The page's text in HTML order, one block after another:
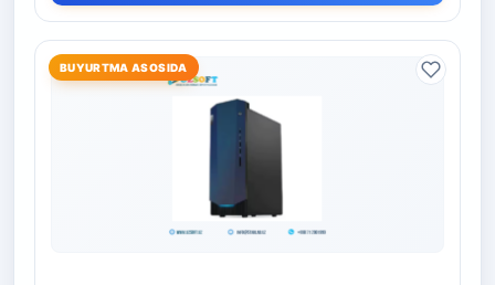
BUYURTMA ASOSIDA